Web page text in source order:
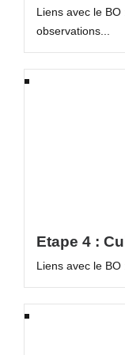
Liens avec le
observations...
Etape 4 :
Liens avec le